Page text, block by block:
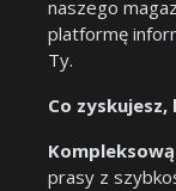
naszego
platformę
Ty.
Co zyskujesz,
prasy z